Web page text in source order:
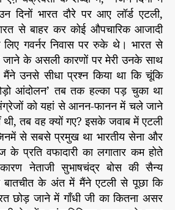
उन दिनों भारत दौरे पर आए लॉर्ड एटली,
से बाहर कर कोई औपचारिक आजादी
लिए गवर्नर निवास पर रुके थे। भारत से
के असली कारणों पर मेरी उनके साथ
मैंने उनसे सीधा प्रश्न किया था कि चूंकि
आंदोलन’ तब तक हल्का पड़ चुका था
को यहां से आनन-फानन में चले जाने
थी, तब वह क्यों गए? इसके जवाब में एटली
से सबसे प्रमुख था भारतीय सेना और
के प्रति वफादारी का लगातार कम होते
नेताजी सुभाषचंद्र बोस की सैन्य
बातचीत के अंत में मैंने एटली से पूछा कि
छोड़ जाने में गाँधी जी का कितना असर